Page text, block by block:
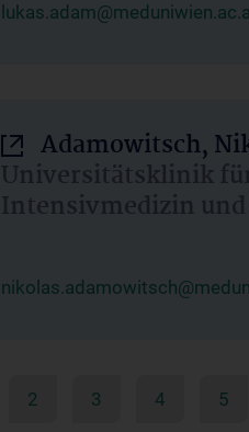
Adamowitsch,
Universitätsklinik
Intensivmedizin
2 3 4 5